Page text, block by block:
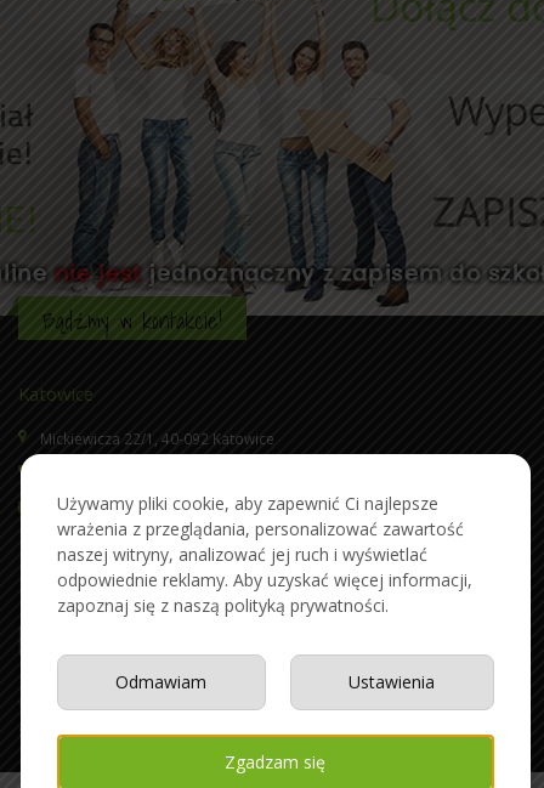
Bądźmy w kontakcie!
Katowice
Mickiewicza 22/1, 40-092 Katowice
szkola@sukcesedukacja.pl
Wykonanie: artdot.pl: strony internetowe
strony
Używamy pliki cookie, aby zapewnić Ci najlepsze
wrażenia z przeglądania, personalizować zawartość
naszej witryny, analizować jej ruch i wyświetlać
odpowiednie reklamy. Aby uzyskać więcej informacji,
zapoznaj się z naszą polityką prywatności.
Zgadzam się
Ustawienia
Odmawiam